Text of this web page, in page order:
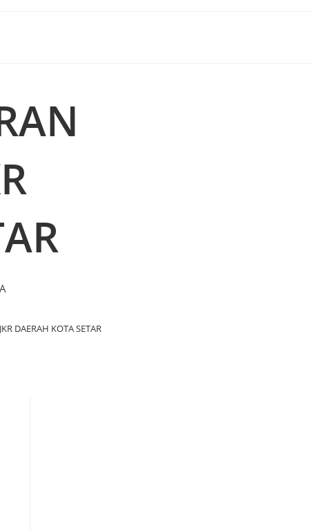
DAERAH KOTA SETAR